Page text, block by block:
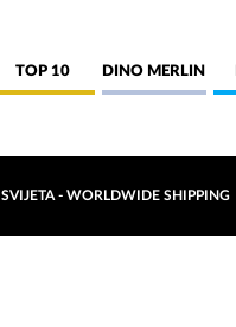
TOP 10 DINO MERLIN
- WORLDWIDE SHIPPING